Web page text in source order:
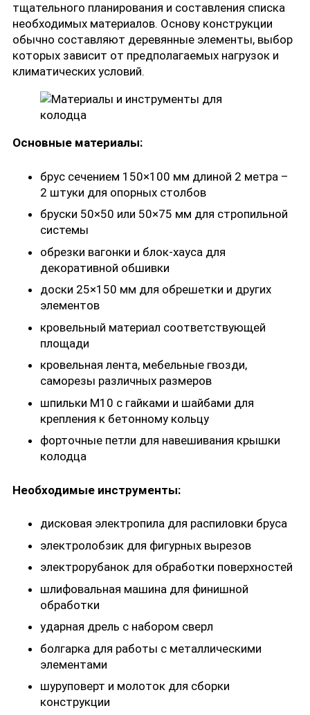
тщательного планирования и составления списка
необходимых материалов. Основу конструкции
обычно составляют деревянные элементы, выбор
которых зависит от предполагаемых нагрузок и
климатических условий.
Основные материалы:
брус сечением 150×100 мм длиной 2 метра –
2 штуки для опорных столбов
бруски 50×50 или 50×75 мм для стропильной
системы
обрезки вагонки и блок-хауса для
декоративной обшивки
доски 25×150 мм для обрешетки и других
элементов
кровельный материал соответствующей
площади
кровельная лента, мебельные гвозди,
саморезы различных размеров
шпильки М10 с гайками и шайбами для
крепления к бетонному кольцу
форточные петли для навешивания крышки
колодца
Необходимые инструменты:
дисковая электропила для распиловки бруса
электролобзик для фигурных вырезов
электрорубанок для обработки поверхностей
шлифовальная машина для финишной
обработки
ударная дрель с набором сверл
болгарка для работы с металлическими
элементами
шуруповерт и молоток для сборки
конструкции